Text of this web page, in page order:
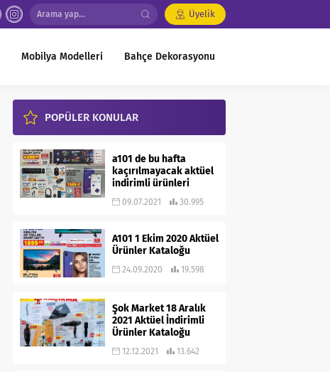
Üyelik
Mobilya Modelleri Bahçe Dekorasyonu
POPÜLER KONULAR
a101 de bu hafta
kaçırılmayacak aktüel
indirimli ürünleri
09.07.2021 30.995
A101 1 Ekim 2020 Aktüel
Ürünler Kataloğu
24.09.2020 19.598
Şok Market 18 Aralık
2021 Aktüel İndirimli
Ürünler Kataloğu
12.12.2021 13.642